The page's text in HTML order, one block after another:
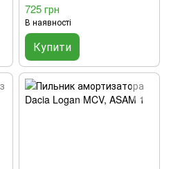
725 грн
В наявності
Купити